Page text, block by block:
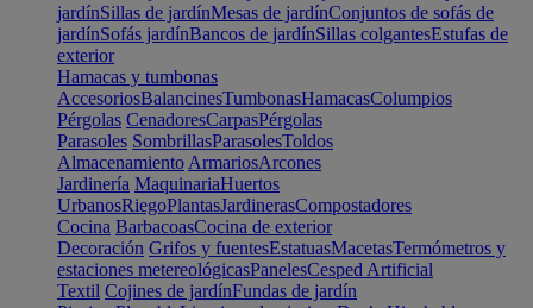
jardínSillas de jardínMesas de jardínConjuntos de sofás de
jardínSofás jardínBancos de jardínSillas colgantesEstufas de
exterior
Hamacas y tumbonas
AccesoriosBalancinesTumbonasHamacasColumpios
Pérgolas CenadoresCarpasPérgolas
Parasoles SombrillasParasolesToldos
Almacenamiento ArmariosArcones
Jardinería MaquinariaHuertos
UrbanosRiegoPlantasJardinerasCompostadores
Cocina BarbacoasCocina de exterior
Decoración Grifos y fuentesEstatuasMacetasTermómetros y
estaciones metereológicasPanelesCesped Artificial
Textil Cojines de jardínFundas de jardín